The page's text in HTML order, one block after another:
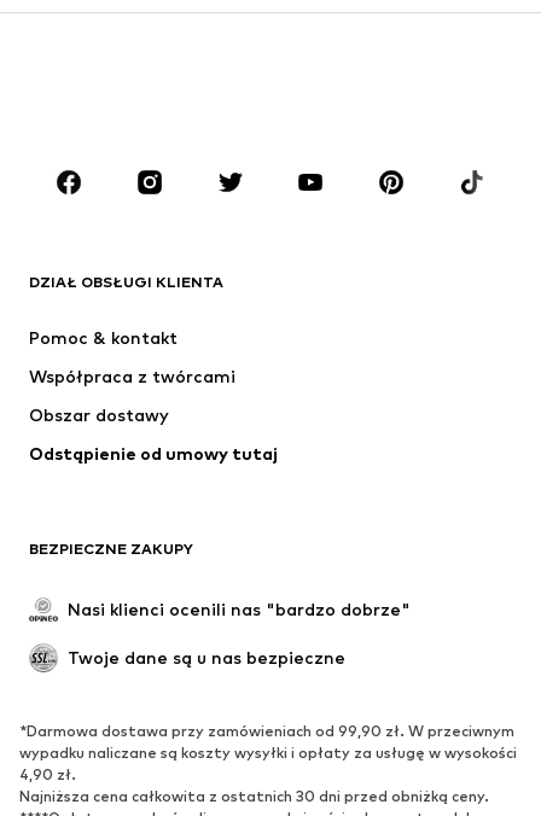
ODZIEŻ
Kurtki
Garnitury & marynarki
Moda plażowa
Specjalne okazje
Ekskluzywne
BUTY
Nowości
Półbuty
Buty sportowe
SPORT
Odzież sportowa Dziedziny sportowe
DZIAŁ OBSŁUGI KLIENTA
Pomoc & kontakt
Współpraca z twórcami
Obszar dostawy
Odstąpienie od umowy tutaj
BEZPIECZNE ZAKUPY
Nasi klienci ocenili nas "bardzo dobrze"
Twoje dane są u nas bezpieczne
*Darmowa dostawa przy zamówieniach od 99,90 zł. W przeciwnym
wypadku naliczane są koszty wysyłki i opłaty za usługę w wysokości
4,90 zł.
Najniższa cena całkowita z ostatnich 30 dni przed obniżką ceny.